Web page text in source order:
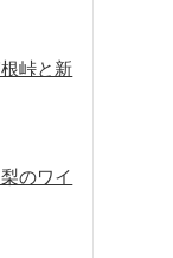
峠と新
のワイ